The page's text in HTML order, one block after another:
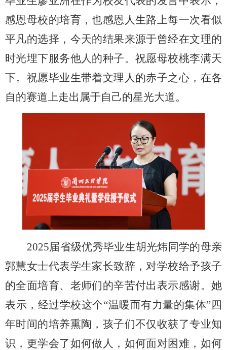
感恩母校的培育，也感恩人生路上每一次看似
平凡的选择，今天的结果来源于曾经在文理的
时光埋下服务他人的种子。祝愿母校桃李满天
下。祝愿毕业生带着文理人的赤子之心，在各
自的赛道上走出属于自己的星光大道。
2025届省级优秀毕业生胡光炜同学的母亲
郭慧女士代表学生家长致辞，对学校给予孩子
的全面培育、老师们的辛苦付出表示感谢。她
表示，经过学校这个“温暖而有力量的集体”四
年时间的培养熏陶，孩子们不仅收获了专业知
识，更学会了如何做人，如何面对困难，如何